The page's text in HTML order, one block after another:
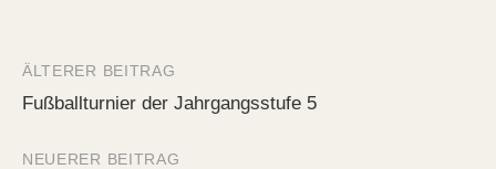
Beitrags-
Navigation
ÄLTERER BEITRAG
Fußballturnier der Jahrgangsstufe 5
NEUERER BEITRAG